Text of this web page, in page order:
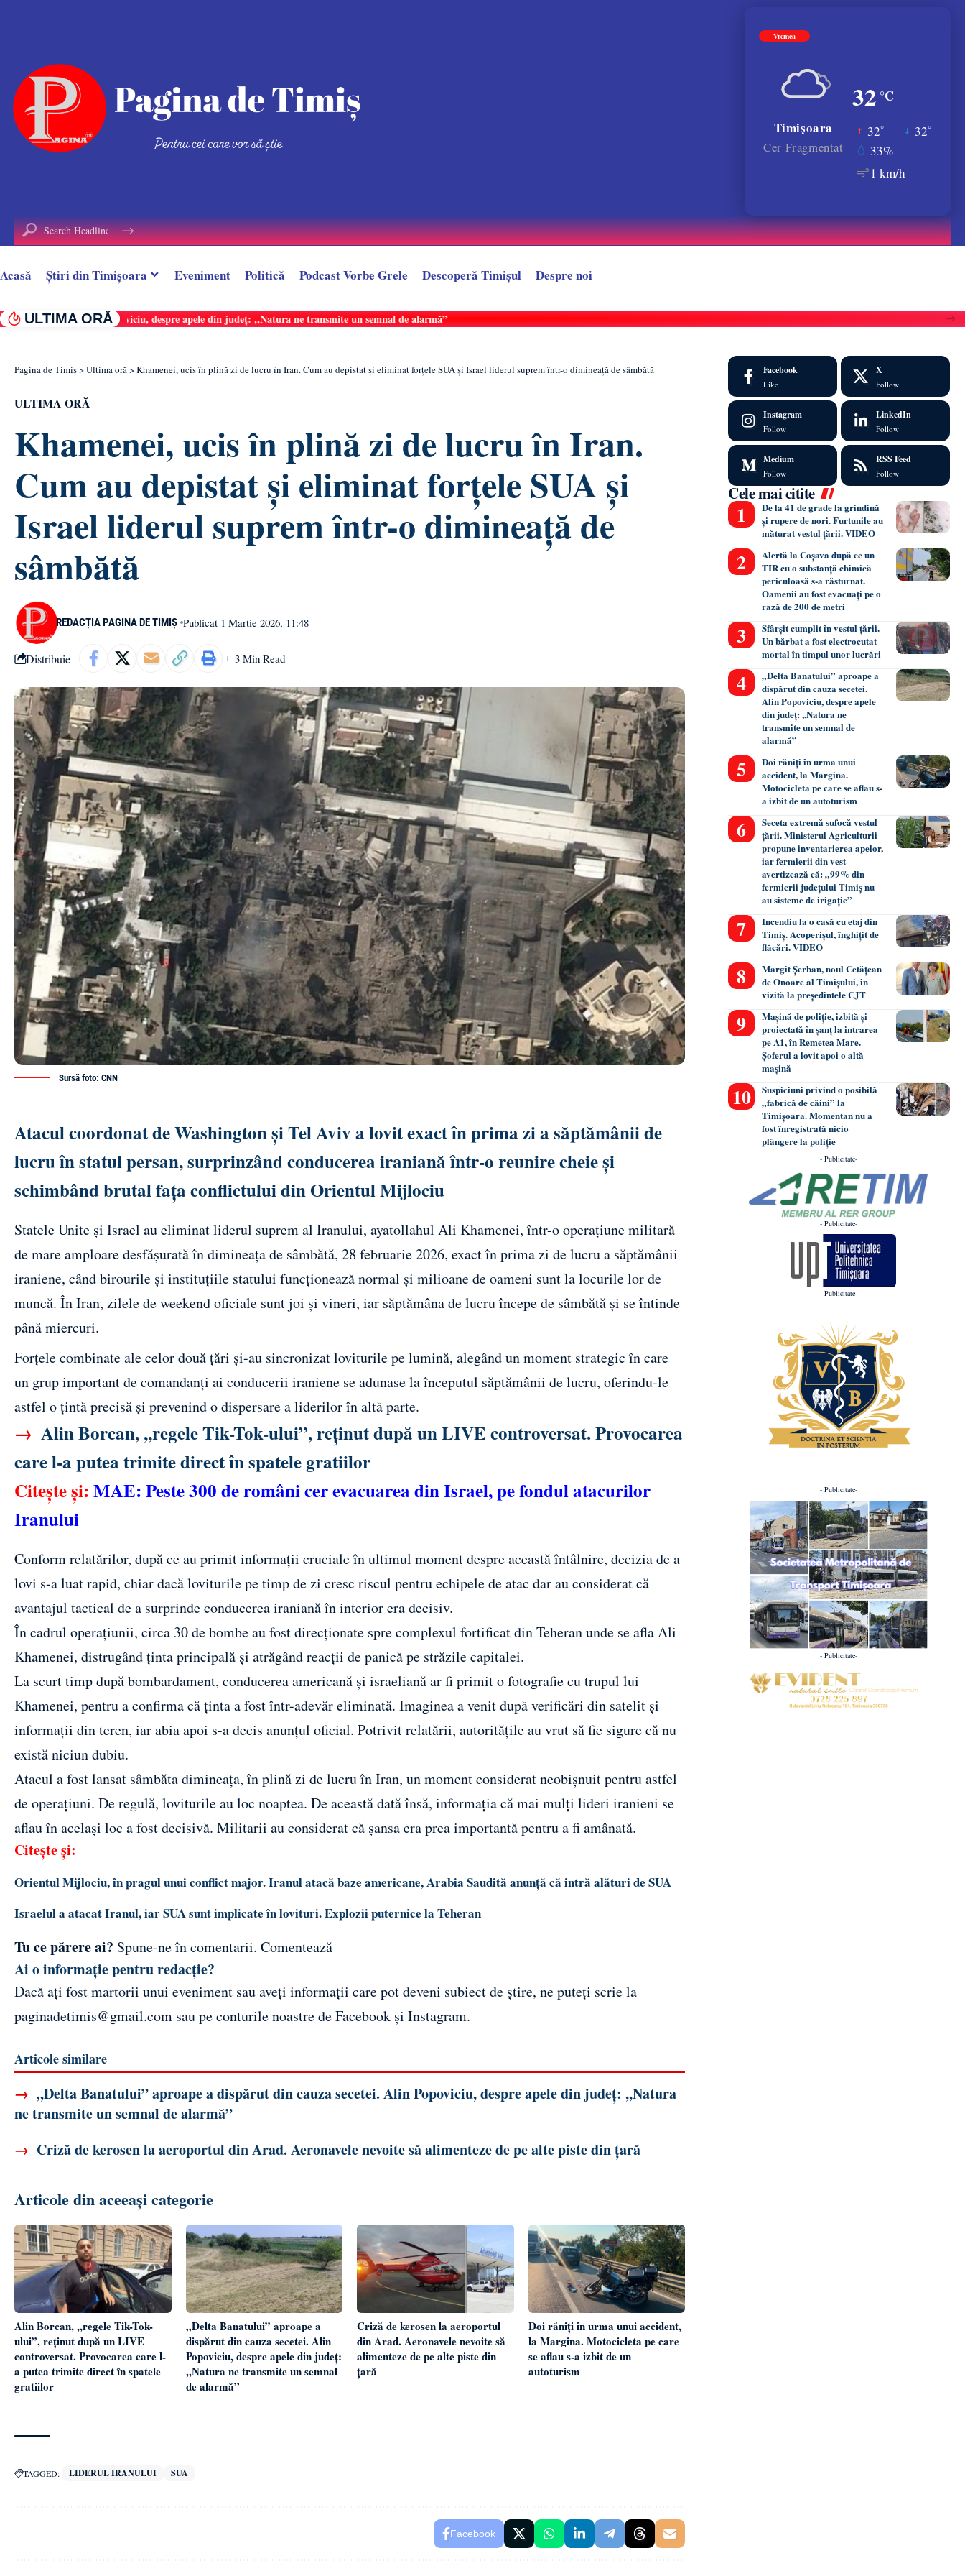
Vremea
32 °C
Timișoara
Cer Fragmentat
32° 32°
33%
1 km/h
Acasă Știri din Timișoara Eveniment Politică Podcast Vorbe Grele Descoperă Timișul Despre noi
ULTIMA ORĂ Doi răniți în urma unui accident, la Margina. Motocicleta pe care se aflau s-a izbit de un autoturism
Pagina de Timiș>Ultima oră>Khamenei, ucis în plină zi de lucru în Iran. Cum au depistat și eliminat forțele SUA și Israel liderul suprem într-o dimineață de sâmbătă
ULTIMA ORĂ
Khamenei, ucis în plină zi de lucru în Iran.
Cum au depistat și eliminat forțele SUA și
Israel liderul suprem într-o dimineață de
sâmbătă
REDACȚIA PAGINA DE TIMIȘ Publicat 1 Martie 2026, 11:48
Distribuie 3 Min Read
Sursă foto: CNN
Atacul coordonat de Washington și Tel Aviv a lovit exact în prima zi a săptămânii de
lucru în statul persan, surprinzând conducerea iraniană într-o reunire cheie și
schimbând brutal fața conflictului din Orientul Mijlociu
Statele Unite și Israel au eliminat liderul suprem al Iranului, ayatollahul Ali Khamenei, într-o operațiune militară
de mare amploare desfășurată în dimineața de sâmbătă, 28 februarie 2026, exact în prima zi de lucru a săptămânii
iraniene, când birourile și instituțiile statului funcționează normal și milioane de oameni sunt la locurile lor de
muncă. În Iran, zilele de weekend oficiale sunt joi și vineri, iar săptămâna de lucru începe de sâmbătă și se întinde
până miercuri.
Forțele combinate ale celor două țări și-au sincronizat loviturile pe lumină, alegând un moment strategic în care
un grup important de comandanți ai conducerii iraniene se adunase la începutul săptămânii de lucru, oferindu-le
astfel o țintă precisă și prevenind o dispersare a liderilor în altă parte.
→ Alin Borcan, ,,regele Tik-Tok-ului”, reținut după un LIVE controversat. Provocarea
care l-a putea trimite direct în spatele gratiilor
Citește și:MAE: Peste 300 de români cer evacuarea din Israel, pe fondul atacurilor
Iranului
Conform relatărilor, după ce au primit informații cruciale în ultimul moment despre această întâlnire, decizia de a
lovi s-a luat rapid, chiar dacă loviturile pe timp de zi cresc riscul pentru echipele de atac dar au considerat că
avantajul tactical de a surprinde conducerea iraniană în interior era decisiv.
În cadrul operațiunii, circa 30 de bombe au fost direcționate spre complexul fortificat din Teheran unde se afla Ali
Khamenei, distrugând ținta principală și atrăgând reacții de panică pe străzile capitalei.
La scurt timp după bombardament, conducerea americană și israeliană ar fi primit o fotografie cu trupul lui
Khamenei, pentru a confirma că ținta a fost într-adevăr eliminată. Imaginea a venit după verificări din satelit și
informații din teren, iar abia apoi s-a decis anunțul oficial. Potrivit relatării, autoritățile au vrut să fie sigure că nu
există niciun dubiu.
Atacul a fost lansat sâmbăta dimineața, în plină zi de lucru în Iran, un moment considerat neobișnuit pentru astfel
de operațiuni. De regulă, loviturile au loc noaptea. De această dată însă, informația că mai mulți lideri iranieni se
aflau în același loc a fost decisivă. Militarii au considerat că șansa era prea importantă pentru a fi amânată.
Citește și:
Orientul Mijlociu, în pragul unui conflict major. Iranul atacă baze americane, Arabia Saudită anunță că intră alături de SUA
Israelul a atacat Iranul, iar SUA sunt implicate în lovituri. Explozii puternice la Teheran
Tu ce părere ai? Spune-ne în comentarii. Comentează
Ai o informație pentru redacție?
Dacă ați fost martorii unui eveniment sau aveți informații care pot deveni subiect de știre, ne puteți scrie la
paginadetimis@gmail.com sau pe conturile noastre deFacebook și Instagram.
Articole similare
→ „Delta Banatului” aproape a dispărut din cauza secetei. Alin Popoviciu, despre apele din județ: ,,Natura
ne transmite un semnal de alarmă”
→ Criză de kerosen la aeroportul din Arad. Aeronavele nevoite să alimenteze de pe alte piste din țară
Articole din aceeași categorie
Alin Borcan, ,,regele Tik-Tok-
ului”, reținut după un LIVE
controversat. Provocarea care l-
a putea trimite direct în spatele
gratiilor
„Delta Banatului” aproape a
dispărut din cauza secetei. Alin
Popoviciu, despre apele din județ:
,,Natura ne transmite un semnal
de alarmă”
Criză de kerosen la aeroportul
din Arad. Aeronavele nevoite să
alimenteze de pe alte piste din
țară
Doi răniți în urma unui accident,
la Margina. Motocicleta pe care
se aflau s-a izbit de un
autoturism
TAGGED: LIDERUL IRANULUI SUA
Facebook
Facebook
Like
X
Follow
Instagram
Follow
LinkedIn
Follow
Medium
Follow
RSS Feed
Follow
Cele mai citite
De la 41 de grade la grindină
și rupere de nori. Furtunile au
măturat vestul țării. VIDEO
Alertă la Coșava după ce un
TIR cu o substanță chimică
periculoasă s-a răsturnat.
Oamenii au fost evacuați pe o
rază de 200 de metri
Sfârșit cumplit în vestul țării.
Un bărbat a fost electrocutat
mortal în timpul unor lucrări
„Delta Banatului” aproape a
dispărut din cauza secetei.
Alin Popoviciu, despre apele
din județ: ,,Natura ne
transmite un semnal de
alarmă”
Doi răniți în urma unui
accident, la Margina.
Motocicleta pe care se aflau s-
a izbit de un autoturism
Seceta extremă sufocă vestul
țării. Ministerul Agriculturii
propune inventarierea apelor,
iar fermierii din vest
avertizează că: „99% din
fermierii județului Timiș nu
au sisteme de irigație”
Incendiu la o casă cu etaj din
Timiș. Acoperișul, înghițit de
flăcări. VIDEO
Margit Șerban, noul Cetățean
de Onoare al Timișului, în
vizită la președintele CJT
Mașină de poliție, izbită și
proiectată în șanț la intrarea
pe A1, în Remetea Mare.
Șoferul a lovit apoi o altă
mașină
Suspiciuni privind o posibilă
„fabrică de câini” la
Timișoara. Momentan nu a
fost înregistrată nicio
plângere la poliție
- Publicitate-
- Publicitate-
- Publicitate-
- Publicitate-
- Publicitate-